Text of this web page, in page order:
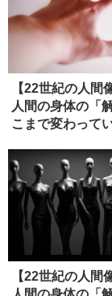
【22世紀の人間
人間の身体の「
こまで変わって
【22世紀の人間